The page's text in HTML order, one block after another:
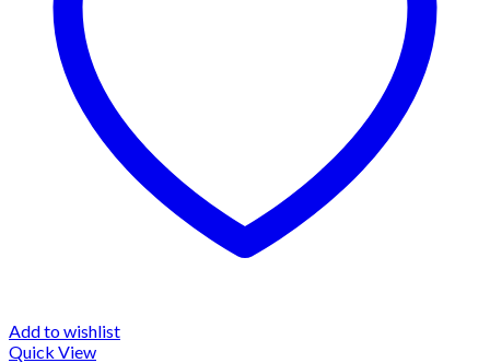
Add to wishlist
Quick View